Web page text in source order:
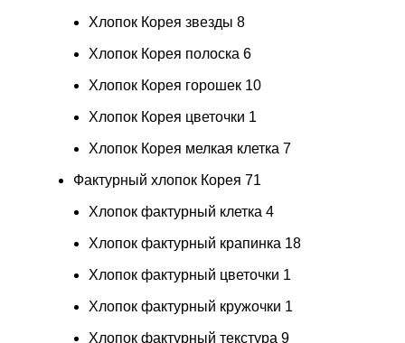
Хлопок Корея звезды 8
Хлопок Корея полоска 6
Хлопок Корея горошек 10
Хлопок Корея цветочки 1
Хлопок Корея мелкая клетка 7
Фактурный хлопок Корея 71
Хлопок фактурный клетка 4
Хлопок фактурный крапинка 18
Хлопок фактурный цветочки 1
Хлопок фактурный кружочки 1
Хлопок фактурный текстура 9